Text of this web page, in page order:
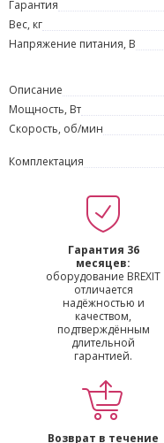
Гарантия
Вес, кг
Напряжение питания, В
Описание
Мощность, Вт
Скорость, об/мин
Комплектация
Гарантия 36
месяцев:
оборудование BREXIT
отличается
надёжностью и
качеством,
подтверждённым
длительной
гарантией.
Возврат в течение